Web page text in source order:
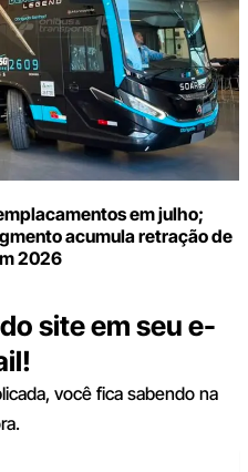
em julho;
acumula retração de
2026
site em seu e-
você fica sabendo na